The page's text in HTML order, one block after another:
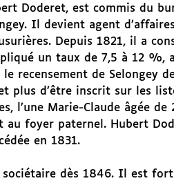
Doderet, est commis du
Il devient agent
Depuis 1821, il a
un taux de 7,5 à 12 %,
recensement de Selongey
plus d’être inscrit sur les
Marie-Claude âgée de
au foyer paternel. Hubert
en 1831.
sociétaire dès 1846. Il est